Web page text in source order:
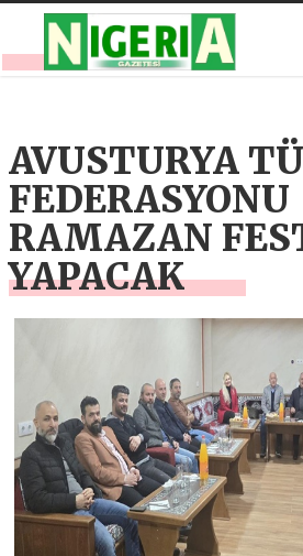
AVUSTURYA
FEDERASYONU
RAMAZAN
YAPACAK